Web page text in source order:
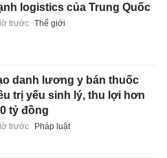
logistics của Trung Quốc
trước Thế giới
danh lương y bán thuốc
trị yếu sinh lý, thu lợi hơn
tỷ đồng
trước Pháp luật